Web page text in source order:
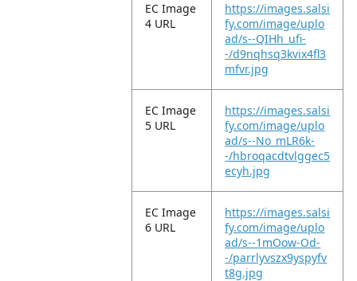
EC Image
4 URL
https://images.salsi
fy.com/image/uplo
ad/s--QIHh_ufi-
-/d9nqhsq3kvix4fl3
mfvr.jpg
EC Image
5 URL
https://images.salsi
fy.com/image/uplo
ad/s--No_mLR6k-
-/hbroqacdtvlggec5
ecyh.jpg
EC Image
6 URL
https://images.salsi
fy.com/image/uplo
ad/s--1mOow-Od-
-/parrlyvszx9yspyfv
t8g.jpg